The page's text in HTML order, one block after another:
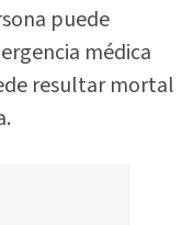
puede
médica
resultar mortal